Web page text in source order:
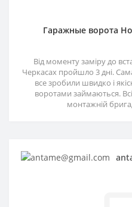
Гаражные ворота
Від моменту заміру до
Черкасах пройшло 3 дні.
все зробили швидко і
воротами займаються.
монтажній